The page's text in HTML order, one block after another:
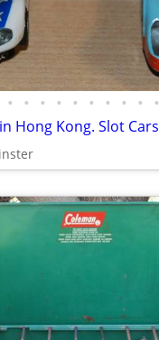
• • • • • • • • • •
Hong Kong. Slot Cars